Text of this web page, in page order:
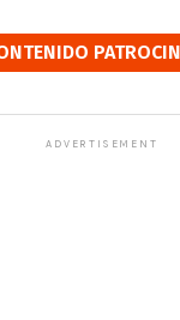
ADVERTISEMENT